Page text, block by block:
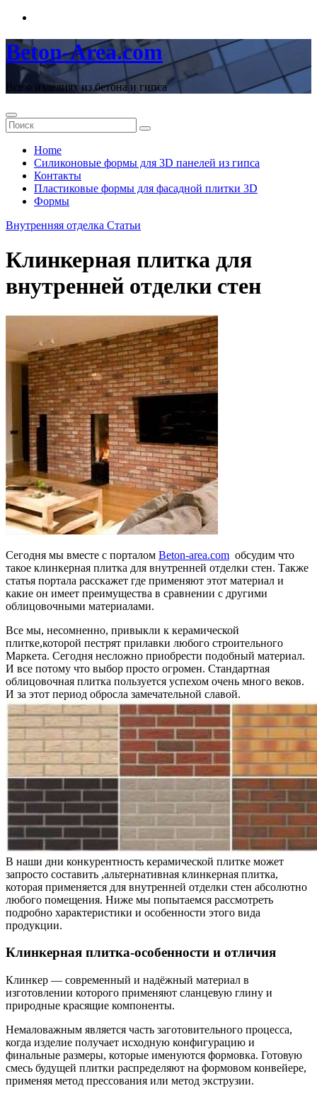
Перейти
содержимому
Beton-Area.com
Все о изделиях из бетона и гипса
Home
Cиликоновые формы для 3D панелей из гипса
Контакты
Пластиковые формы для фасадной плитки 3D
Формы
Внутренняя отделка Статьи
Клинкерная плитка для
внутренней отделки стен
Сегодня мы вместе с порталом Beton-area.com обсудим что
такое клинкерная плитка для внутренней отделки стен. Также
статья портала расскажет где применяют этот материал и
какие он имеет преимущества в сравнении с другими
облицовочными материалами.
Все мы, несомненно, привыкли к керамической
плитке,которой пестрят прилавки любого строительного
Маркета. Сегодня несложно приобрести подобный материал.
И все потому что выбор просто огромен. Стандартная
облицовочная плитка пользуется успехом очень много веков.
И за этот период обросла замечательной славой.
В наши дни конкурентность керамической плитке может
запросто составить ,альтернативная клинкерная плитка,
которая применяется для внутренней отделки стен абсолютно
любого помещения. Ниже мы попытаемся рассмотреть
подробно характеристики и особенности этого вида
продукции.
Клинкерная плитка-особенности и отличия
Клинкер — современный и надёжный материал в
изготовлении которого применяют сланцевую глину и
природные красящие компоненты.
Немаловажным является часть заготовительного процесса,
когда изделие получает исходную конфигурацию и
финальные размеры, которые именуются формовка. Готовую
смесь будущей плитки распределяют на формовом конвейере,
применяя метод прессования или метод экструзии.